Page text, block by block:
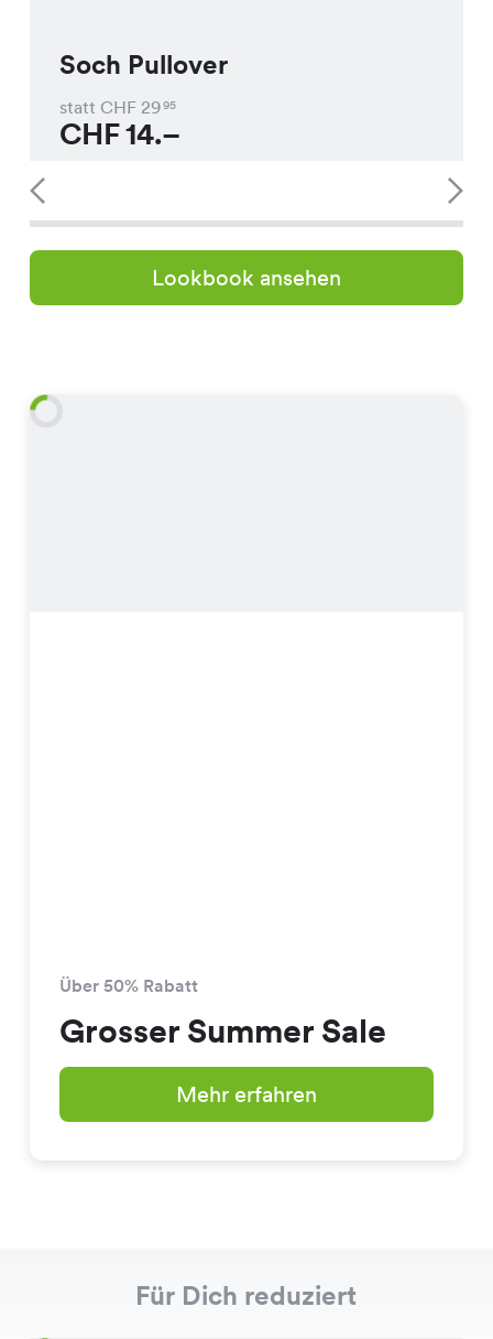
Soch Pullover
statt CHF 2995
CHF14.–
Lookbook ansehen
Über 50% Rabatt
Grosser Summer Sale
Mehr erfahren
Für Dich reduziert